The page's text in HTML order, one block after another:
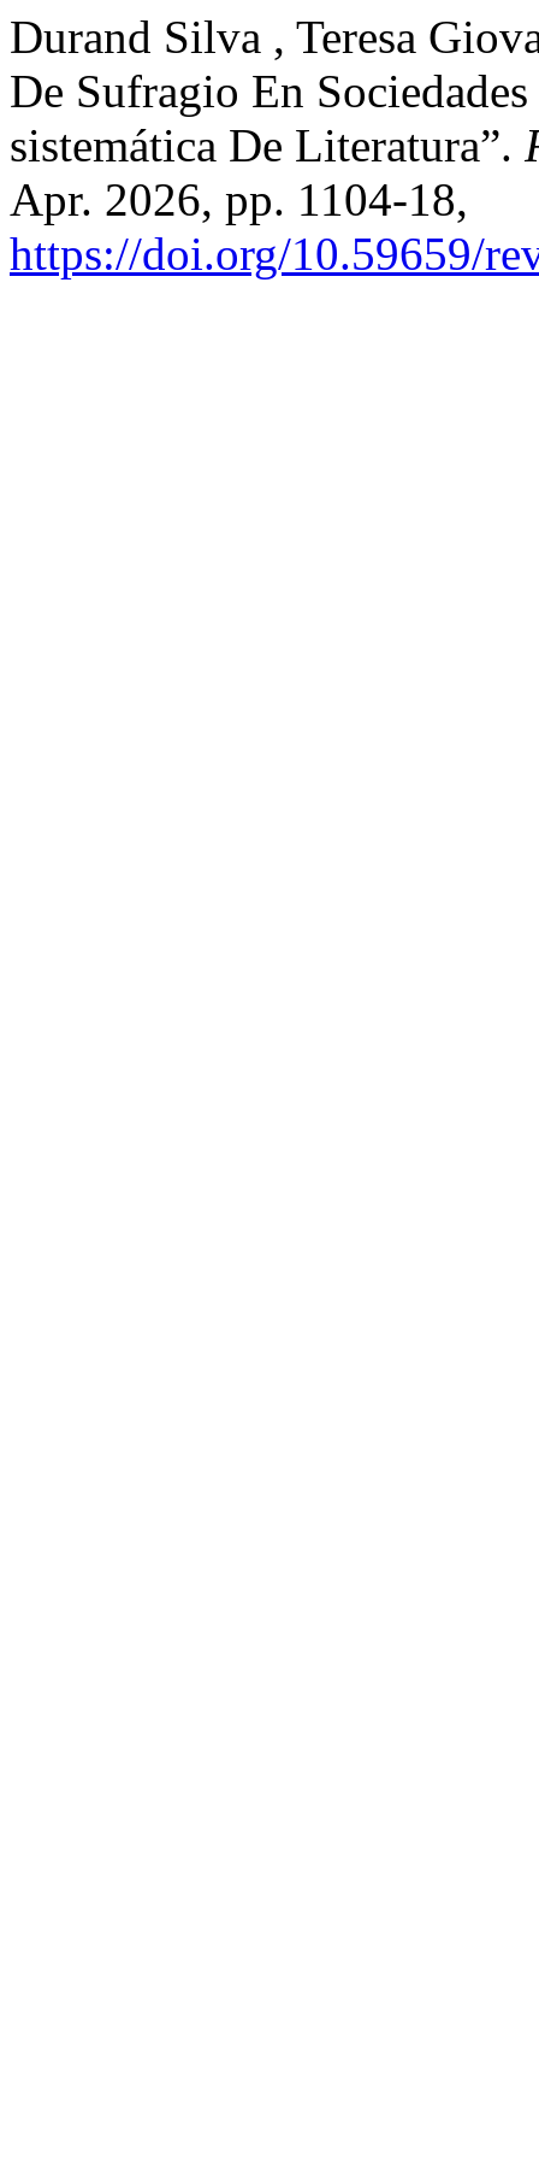
Durand Silva , Teresa
De Sufragio En
sistemática De Literatura”.
Apr. 2026, pp. 1104-18,
https://doi.org/10.59659/